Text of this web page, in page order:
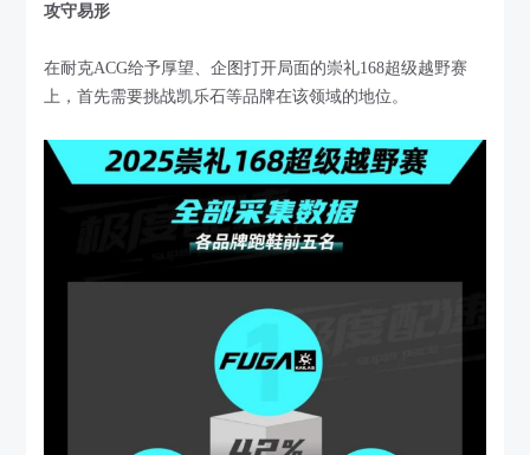
攻守易形
在耐克ACG给予厚望、企图打开局面的崇礼168超级越野赛
上，首先需要挑战凯乐石等品牌在该领域的地位。